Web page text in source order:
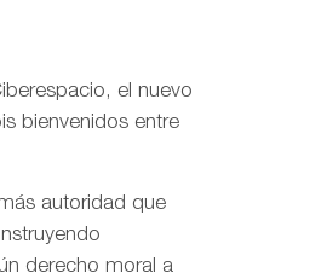
el nuevo
bienvenidos entre
autoridad que
derecho moral a